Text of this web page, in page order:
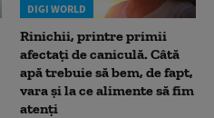
DIGI WORLD
Rinichii, printre primii
afectați de caniculă. Câtă
apă trebuie să bem, de fapt,
vara și la ce alimente să fim
atenți